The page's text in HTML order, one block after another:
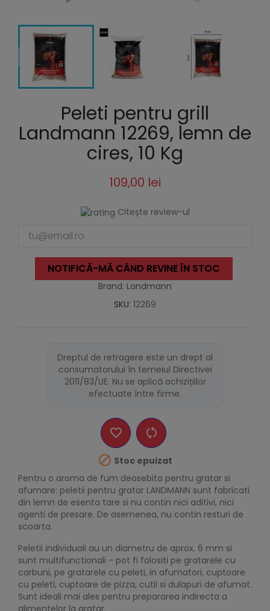
Peleti pentru grill
Landmann 12269, lemn de
cires, 10 Kg
109,00 lei
Citește review-ul
NOTIFICĂ-MĂ CÂND REVINE ÎN STOC
Brand: Landmann
SKU: 12269
Dreptul de retragere este un drept al
consumatorului în temeiul Directivei
2011/83/UE. Nu se aplică achizițiilor
efectuate între firme.
 Stoc epuizat
Pentru o aroma de fum deosebita pentru gratar si
afumare: peletii pentru gratar LANDMANN sunt fabricati
din lemn de esenta tare si nu contin nici aditivi, nici
agenti de presare. De asemenea, nu contin resturi de
scoarta.
Peletii individuali au un diametru de aprox. 6 mm si
sunt multifunctionali - pot fi folositi pe gratarele cu
carbuni, pe gratarele cu peleti, in afumatori, cuptoare
cu peleti, cuptoare de pizza, cutii si dulapuri de afumat.
Sunt ideali mai ales pentru prepararea indirecta a